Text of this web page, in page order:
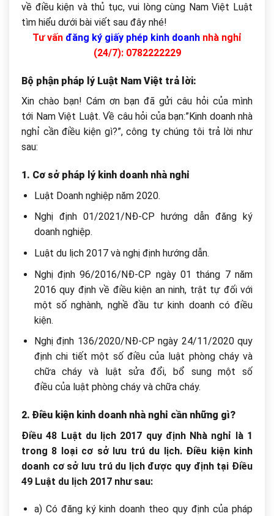
về điều kiện và thủ tục, vui lòng cùng Nam Việt Luật
tìm hiểu dưới bài viết sau đây nhé!
Tư vấn đăng ký giấy phép kinh doanh nhà nghỉ
(24/7): 0782222229
Bộ phận pháp lý Luật Nam Việt trả lời:
Xin chào bạn! Cám ơn bạn đã gửi câu hỏi của mình
tới Nam Việt Luật. Về câu hỏi của bạn:”Kinh doanh nhà
nghỉ cần điều kiện gì?”, công ty chúng tôi trả lời như
sau:
1. Cơ sở pháp lý kinh doanh nhà nghỉ
Luật Doanh nghiệp năm 2020.
Nghị định 01/2021/NĐ-CP hướng dẫn đăng ký
doanh nghiệp.
Luật du lịch 2017 và nghị định hướng dẫn.
Nghị định 96/2016/NĐ-CP ngày 01 tháng 7 năm
2016 quy định về điều kiện an ninh, trật tự đối với
một số nghành, nghề đầu tư kinh doanh có điều
kiện.
Nghị định 136/2020/NĐ-CP ngày 24/11/2020 quy
định chi tiết một số điều của luật phòng cháy và
chữa cháy và luật sửa đổi, bổ sung một số
điều của luật phòng cháy và chữa cháy.
2. Điều kiện kinh doanh nhà nghỉ cần những gì?
Điều 48 Luật du lịch 2017 quy định Nhà nghỉ là 1
trong 8 loại cơ sở lưu trú du lịch. Điều kiện kinh
doanh cơ sở lưu trú du lịch được quy định tại Điều
49 Luật du lịch 2017 như sau:
a) Có đăng ký kinh doanh theo quy định của pháp